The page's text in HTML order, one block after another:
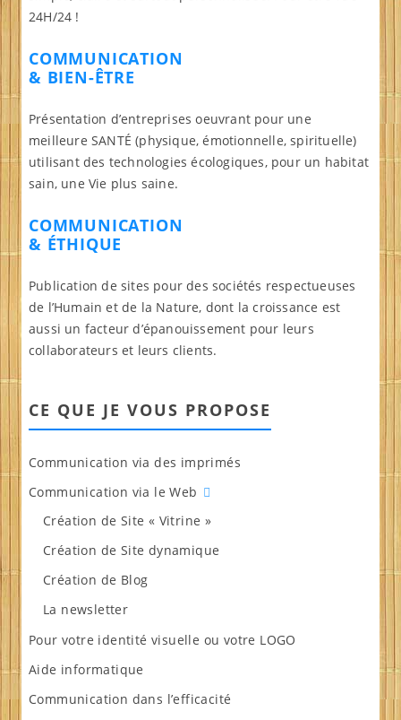
24H/24 !
COMMUNICATION
& BIEN-ÊTRE
Présentation d’entreprises oeuvrant pour une
meilleure SANTÉ (physique, émotionnelle, spirituelle)
utilisant des technologies écologiques, pour un habitat
sain, une Vie plus saine.
COMMUNICATION
& ÉTHIQUE
Publication de sites pour des sociétés respectueuses
de l’Humain et de la Nature, dont la croissance est
aussi un facteur d’épanouissement pour leurs
collaborateurs et leurs clients.
CE QUE JE VOUS PROPOSE
Communication via des imprimés
Communication via le Web
Création de Site « Vitrine »
Création de Site dynamique
Création de Blog
La newsletter
Pour votre identité visuelle ou votre LOGO
Aide informatique
Communication dans l’efficacité